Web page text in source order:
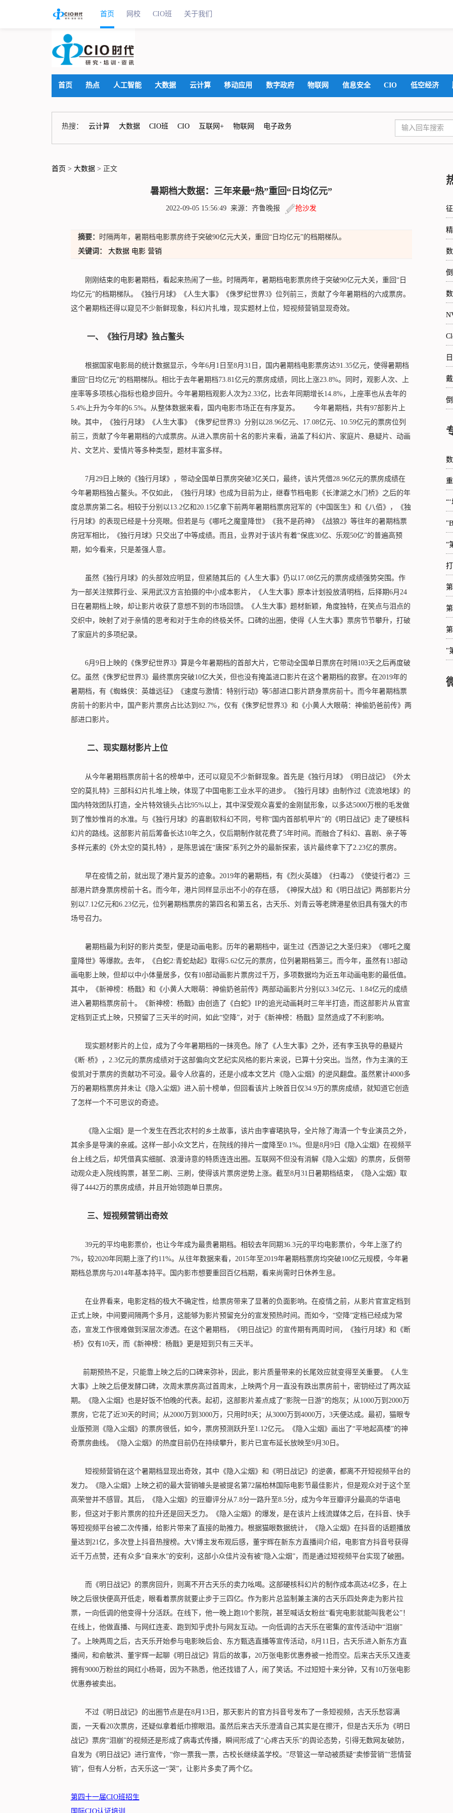
首页 网校 CIO班 关于我们
首页 热点 人工智能 大数据 云计算 移动应用 数字政府 物联网 信息安全 CIO 低空经济
热搜： 云计算 大数据 CIO班 CIO 互联网+ 物联网 电子政务
首页 > 大数据 > 正文
暑期档大数据：三年来最“热”重回“日均亿元”
2022-09-05 15:56:49 来源：齐鲁晚报 抢沙发
摘要：
时隔两年，暑期档电影票房终于突破90亿元大关，重回“日均亿元”的档期梯队。
关键词：
大数据 电影 营销
刚刚结束的电影暑期档，看起来热闹了一些。时隔两年，暑期档电影票房终于突破90亿元大关，重回“日
均亿元”的档期梯队。《独行月球》《人生大事》《侏罗纪世界3》位列前三，贡献了今年暑期档的六成票房。
这个暑期档还得以窥见不少新鲜现象，科幻片扎堆，现实题材上位，短视频营销显现奇效。
一、《独行月球》独占鳌头
根据国家电影局的统计数据显示，今年6月1日至8月31日，国内暑期档电影票房达91.35亿元，使得暑期档
重回“日均亿元”的档期梯队。相比于去年暑期档73.81亿元的票房成绩，同比上涨23.8%。同时，观影人次、上
座率等多项核心指标也稳步回升。今年暑期档观影人次为2.33亿，比去年同期增长14.8%，上座率也从去年的
5.4%上升为今年的6.5%。从整体数据来看，国内电影市场正在有序复苏。 今年暑期档，共有97部影片上
映。其中，《独行月球》《人生大事》《侏罗纪世界3》分别以28.96亿元、17.08亿元、10.59亿元的票房位列
前三，贡献了今年暑期档的六成票房。从进入票房前十名的影片来看，涵盖了科幻片、家庭片、悬疑片、动画
片、文艺片、爱情片等多种类型，题材丰富多样。
7月29日上映的《独行月球》，带动全国单日票房突破3亿关口，最终，该片凭借28.96亿元的票房成绩在
今年暑期档独占鳌头。不仅如此，《独行月球》也成为目前为止，继春节档电影《长津湖之水门桥》之后的年
度总票房第二名。相较于分别以13.2亿和20.15亿拿下前两年暑期档票房冠军的《中国医生》和《八佰》，《独
行月球》的表现已经是十分亮眼。但若是与《哪吒之魔童降世》《我不是药神》《战狼2》等往年的暑期档票
房冠军相比，《独行月球》只交出了中等成绩。而且，业界对于该片有着“保底30亿、乐观50亿”的普遍高预
期，如今看来，只是差强人意。
虽然《独行月球》的头部效应明显，但紧随其后的《人生大事》仍以17.08亿元的票房成绩强势突围。作
为一部关注殡葬行业、采用武汉方言拍摄的中小成本影片，《人生大事》原本计划投放清明档，后择期6月24
日在暑期档上映，却让影片收获了意想不到的市场回馈。《人生大事》题材新颖，角度独特，在笑点与泪点的
交织中，映射了对于亲情的思考和对于生命的终极关怀。口碑的出圈，使得《人生大事》票房节节攀升，打破
了家庭片的多项纪录。
6月9日上映的《侏罗纪世界3》算是今年暑期档的首部大片，它带动全国单日票房在时隔103天之后再度破
亿。虽然《侏罗纪世界3》最终票房突破10亿大关，但也没有掩盖进口影片在这个暑期档的寂寥。在2019年的
暑期档，有《蜘蛛侠：英雄远征》《速度与激情：特别行动》等5部进口影片跻身票房前十。而今年暑期档票
房前十的影片中，国产影片票房占比达到82.7%，仅有《侏罗纪世界3》和《小黄人大眼萌：神偷奶爸前传》两
部进口影片。
二、现实题材影片上位
从今年暑期档票房前十名的榜单中，还可以窥见不少新鲜现象。首先是《独行月球》《明日战记》《外太
空的莫扎特》三部科幻片扎堆上映，体现了中国电影工业水平的进步。《独行月球》由制作过《流浪地球》的
国内特效团队打造，全片特效镜头占比95%以上，其中深受观众喜爱的金刚鼠形象，以多达5000万根的毛发做
到了惟妙惟肖的水准。与《独行月球》的喜剧软科幻不同，号称“国内首部机甲片”的《明日战记》走了硬核科
幻片的路线。这部影片前后筹备长达10年之久，仅后期制作就花费了5年时间。而融合了科幻、喜剧、亲子等
多样元素的《外太空的莫扎特》，是陈思诚在“唐探”系列之外的最新探索，该片最终拿下了2.23亿的票房。
早在疫情之前，就出现了港片复苏的迹象。2019年的暑期档，有《烈火英雄》《扫毒2》《使徒行者2》三
部港片跻身票房榜前十名。而今年，港片同样显示出不小的存在感，《神探大战》和《明日战记》两部影片分
别以7.12亿元和6.23亿元，位列暑期档票房的第四名和第五名，古天乐、刘青云等老牌港星依旧具有强大的市
场号召力。
暑期档最为利好的影片类型，便是动画电影。历年的暑期档中，诞生过《西游记之大圣归来》《哪吒之魔
童降世》等爆款。去年，《白蛇2:青蛇劫起》取得5.62亿元的票房，位列暑期档第三。而今年，虽然有13部动
画电影上映，但却以中小体量居多，仅有10部动画影片票房过千万，多项数据均为近五年动画电影的最低值。
其中，《新神榜：杨戬》和《小黄人大眼萌：神偷奶爸前传》两部动画影片分别以3.34亿元、1.84亿元的成绩
进入暑期档票房前十。《新神榜：杨戬》由创造了《白蛇》IP的追光动画耗时三年半打造，而这部影片从官宣
定档到正式上映，只预留了三天半的时间，如此“空降”，对于《新神榜：杨戬》显然造成了不利影响。
现实题材影片的上位，成为了今年暑期档的一抹亮色。除了《人生大事》之外，还有李玉执导的悬疑片
《断·桥》，2.3亿元的票房成绩对于这部偏向文艺纪实风格的影片来说，已算十分突出。当然，作为主演的王
俊凯对于票房的贡献功不可没。最令人欣喜的，还是小成本文艺片《隐入尘烟》的逆风翻盘。虽然累计4000多
万的暑期档票房并未让《隐入尘烟》进入前十榜单，但回看该片上映首日仅34.9万的票房成绩，就知道它创造
了怎样一个不可思议的奇迹。
《隐入尘烟》是一个发生在西北农村的乡土故事，该片由李睿珺执导，全片除了海清一个专业演员之外，
其余多是导演的亲戚。这样一部小众文艺片，在院线的排片一度降至0.1%。但是8月9日《隐入尘烟》在视频平
台上线之后，却凭借真实细腻、浪漫诗意的特质连连出圈。互联网不但没有消解《隐入尘烟》的票房，反倒带
动观众走入院线购票，甚至二刷、三刷，使得该片票房逆势上涨。截至8月31日暑期档结束，《隐入尘烟》取
得了4442万的票房成绩，并且开始领跑单日票房。
三、短视频营销出奇效
39元的平均电影票价，也让今年成为最贵暑期档。相较去年同期36.3元的平均电影票价，今年上涨了约
7%，较2020年同期上涨了约11%。从往年数据来看，2015年至2019年暑期档票房均突破100亿元规模，今年暑
期档总票房与2014年基本持平。国内影市想要重回百亿档期，看来尚需时日休养生息。
在业界看来，电影定档的极大不确定性，给票房带来了显著的负面影响。在疫情之前，从影片官宣定档到
正式上映，中间要间隔两个多月，这能够为影片预留充分的宣发预热时间。而如今，“空降”定档已经成为常
态，宣发工作很难做到深层次渗透。在这个暑期档，《明日战记》的宣传期有两周时间，《独行月球》和《断
·桥》仅有10天，而《新神榜：杨戬》更是短到只有三天半。
前期预热不足，只能靠上映之后的口碑来弥补，因此，影片质量带来的长尾效应就变得至关重要。《人生
大事》上映之后便发酵口碑，次周末票房高过首周末，上映两个月一直没有跌出票房前十，密钥经过了两次延
期。《隐入尘烟》也是好饭不怕晚的代表。起初，这部影片差点成了“影院一日游”的炮灰；从1000万到2000万
票房，它花了近30天的时间；从2000万到3000万，只用时8天；从3000万到4000万，3天便达成。最初，猫眼专
业版预测《隐入尘烟》的票房很低，如今，票房预测跃升至1.12亿元。《隐入尘烟》画出了“平地起高楼”的神
奇票房曲线。《隐入尘烟》的热度目前仍在持续攀升，影片已宣布延长放映至9月30日。
短视频营销在这个暑期档显现出奇效，其中《隐入尘烟》和《明日战记》的逆袭，都离不开短视频平台的
发力。《隐入尘烟》上映之初的最大营销噱头是被提名第72届柏林国际电影节最佳影片，但是观众对于这个至
高荣誉并不感冒。其后，《隐入尘烟》的豆瓣评分从7.8分一路升至8.5分，成为今年豆瓣评分最高的华语电
影，但这对于影片票房的拉升还是回天乏力。《隐入尘烟》的爆发，是在该片上线流媒体之后，在抖音、快手
等短视频平台被二次传播，给影片带来了直接的助推力。根据猫眼数据统计，《隐入尘烟》在抖音的话题播放
量达到21亿，多次登上抖音热搜榜。大V博主发布观后感，董宇辉在新东方直播间介绍，电影官方抖音号获得
近千万点赞，还有众多“自来水”的安利，这部小众佳片没有被“隐入尘烟”，而是通过短视频平台实现了破圈。
而《明日战记》的票房回升，则离不开古天乐的卖力吆喝。这部硬核科幻片的制作成本高达4亿多，在上
映之后很快便高开低走，眼看着票房就要止步于三四亿。作为影片总监制兼主演的古天乐四处奔走为影片拉
票，一向低调的他变得十分活跃。在线下，他一晚上跑10个影院，甚至喊话女粉丝“看完电影就能叫我老公”！
在线上，他做直播、与网红连麦、跑到知乎虎扑与网友互动。一向低调的古天乐在密集的宣传活动中“泪崩”
了。上映两周之后，古天乐开始参与电影映后会、东方甄选直播等宣传活动，8月11日，古天乐进入新东方直
播间，和俞敏洪、董宇辉一起聊《明日战记》背后的故事，20万张电影优惠券被一抢而空。后来古天乐又连麦
拥有9000万粉丝的网红小杨哥，因为不熟悉，他还找错了人，闹了笑话。不过短短十来分钟，又有10万张电影
优惠券被卖出。
不过《明日战记》的出圈节点是在8月13日，那天影片的官方抖音号发布了一条短视频，古天乐愁容满
面，一天看20次票房，还疑似拿着纸巾擦眼泪。虽然后来古天乐澄清自己其实是在擦汗，但是古天乐为《明日
战记》票房“泪崩”的视频还是形成了病毒式传播，瞬间形成了“心疼古天乐”的舆论态势，引得无数网友破防，
自发为《明日战记》进行宣传，“你一票我一票，古校长继续盖学校。”尽管这一举动被质疑“卖惨营销”“悲情营
销”，但有人分析，古天乐这一“哭”，让影片多卖了两个亿。
第四十一届CIO班招生
国际CIO认证培训
“
"